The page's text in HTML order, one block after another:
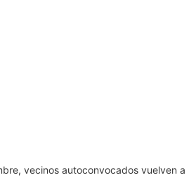
vecinos autoconvocados vuelven a